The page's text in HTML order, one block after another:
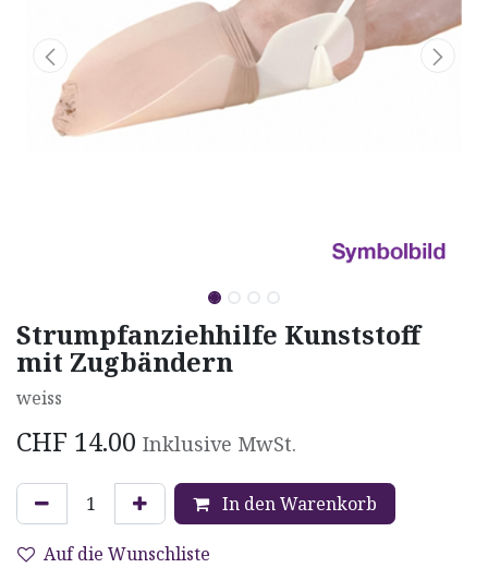
Strumpfanziehhilfe Kunststoff
mit Zugbändern
weiss
CHF 14.00 Inklusive MwSt.
In den Warenkorb
Auf die Wunschliste